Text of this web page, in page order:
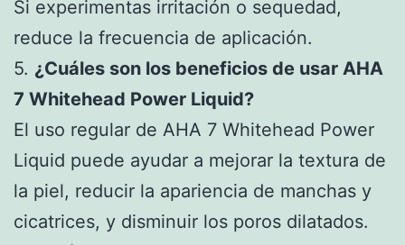
Si experimentas irritación o sequedad,
reduce la frecuencia de aplicación.
5. ¿Cuáles son los beneficios de usar AHA
7 Whitehead Power Liquid?
El uso regular de AHA 7 Whitehead Power
Liquid puede ayudar a mejorar la textura de
la piel, reducir la apariencia de manchas y
cicatrices, y disminuir los poros dilatados.